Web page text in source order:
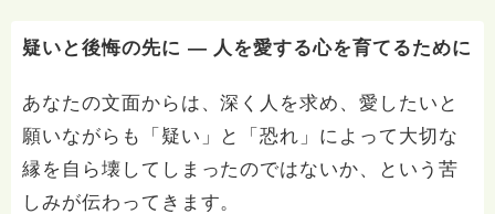
いします。 ※個別相談は、hasunohaオンライン相談よ
受け付けておりません。また夜中や早朝の電話もご遠慮
ください。 法務を優先させてください。
疑いと後悔の先に — 人を愛する心を育てるために
あなたの文面からは、深く人を求め、愛したいと
願いながらも「疑い」と「恐れ」によって大切な
縁を自ら壊してしまったのではないか、という苦
しみが伝わってきます。